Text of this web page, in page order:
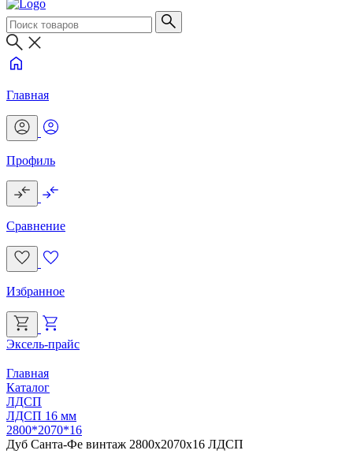
Главная
Профиль
Сравнение
Избранное
Эксель-прайс
Главная
Каталог
ЛДСП
ЛДСП 16 мм
2800*2070*16
Дуб Санта-Фе винтаж 2800х2070х16 ЛДСП